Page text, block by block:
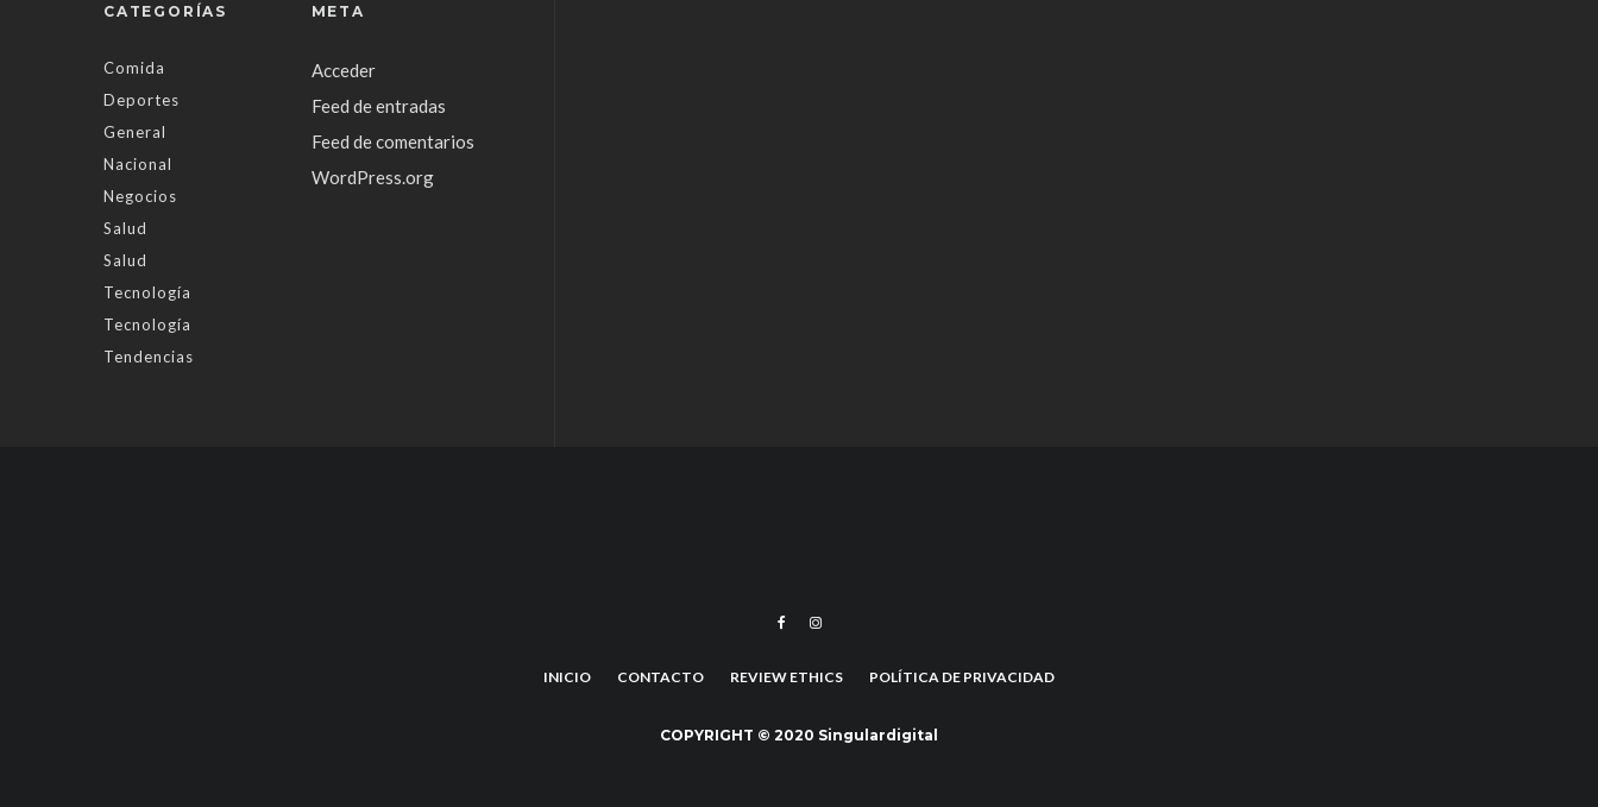
CATEGORÍAS
Comida
Deportes
General
Nacional
Negocios
Salud
Salud
Tecnología
Tecnología
Tendencias
META
Acceder
Feed de entradas
Feed de comentarios
WordPress.org
INICIO CONTACTO REVIEW ETHICS POLÍTICA DE PRIVACIDAD
COPYRIGHT © 2020 Singulardigital